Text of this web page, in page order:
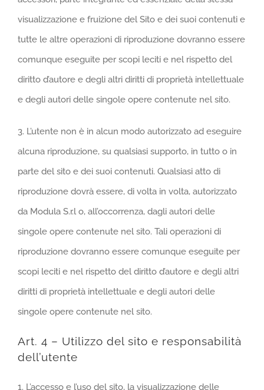
visualizzazione e fruizione del Sito e dei suoi contenuti e
tutte le altre operazioni di riproduzione dovranno essere
comunque eseguite per scopi leciti e nel rispetto del
diritto d’autore e degli altri diritti di proprietà intellettuale
e degli autori delle singole opere contenute nel sito.
3. L’utente non è in alcun modo autorizzato ad eseguire
alcuna riproduzione, su qualsiasi supporto, in tutto o in
parte del sito e dei suoi contenuti. Qualsiasi atto di
riproduzione dovrà essere, di volta in volta, autorizzato
da Modula S.r.l o, all’occorrenza, dagli autori delle
singole opere contenute nel sito. Tali operazioni di
riproduzione dovranno essere comunque eseguite per
scopi leciti e nel rispetto del diritto d’autore e degli altri
diritti di proprietà intellettuale e degli autori delle
singole opere contenute nel sito.
Art. 4 – Utilizzo del sito e responsabilità
dell’utente
1. L’accesso e l’uso del sito, la visualizzazione delle